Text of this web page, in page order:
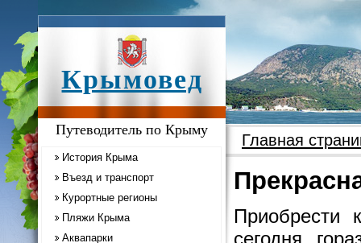
Крымовед
Путеводитель по Крыму
История Крыма
Въезд и транспорт
Курортные регионы
Пляжи Крыма
Аквапарки
Главная
Приобрести